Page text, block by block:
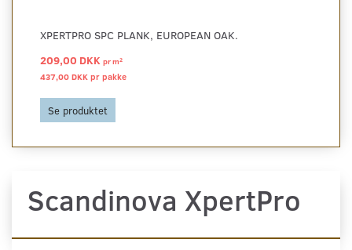
XPERTPRO SPC PLANK, EUROPEAN OAK.
209,00 DKK prm2
437,00 DKK pr pakke
Se produktet
Scandinova XpertPro